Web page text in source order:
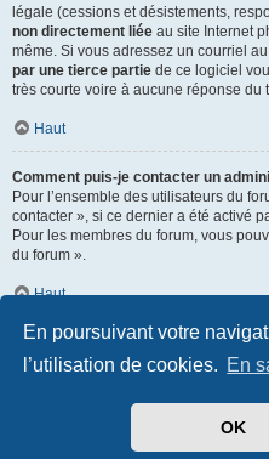
En poursuivant votre
l’utilisation de cookies. En
OK
légale (cessions et désistements,
non directement liée au site Internet
même. Si vous adressez un courriel
par une tierce partie de ce logiciel
très courte voire à aucune réponse du
Haut
Comment puis-je contacter un
Pour l’ensemble des utilisateurs du
contacter », si ce dernier a été activé
Pour les membres du forum, vous
du forum ».
Haut
phpBB ®